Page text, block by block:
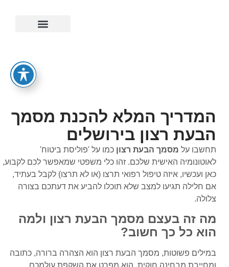
המדריך המלא להכנת מסמך
הבעת רצון בירושלים
תחשבו על מסמך הבעת רצון כמו על 'פוליסת ביטוח'
לאוטונומיה האישית שלכם. זהו כלי משפטי שמאפשר לכם לקבוע,
כאן ועכשיו, איזה טיפול רפואי תרצו (או לא תרצו) לקבל בעתיד,
אם חלילה תגיעו למצב שלא תוכלו להביע את דעתכם בצורה
צלולה.
מה זה בעצם מסמך הבעת רצון ולמה
הוא כל כך חשוב?
במילים פשוטות, מסמך הבעת רצון הוא הצהרה ברורה, כתובה